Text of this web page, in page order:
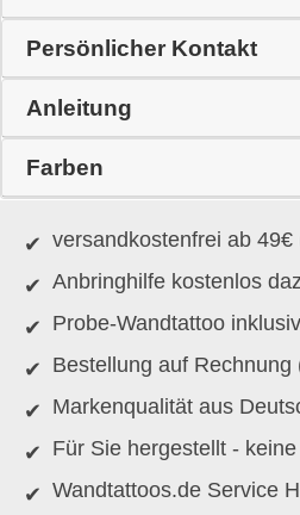
Persönlicher Kontakt
Anleitung
Farben
versandkostenfrei ab 49€
Anbringhilfe kostenlos
Probe-Wandtattoo
Bestellung auf Rechnung
Markenqualität aus
Für Sie hergestellt -
Wandtattoos.de Service